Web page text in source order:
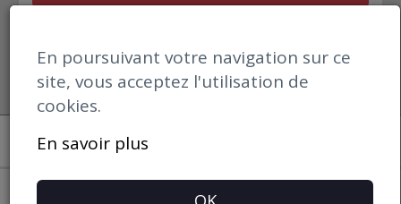
En poursuivant votre navigation sur ce
site, vous acceptez l'utilisation de
cookies.
En savoir plus
Open datBIM
Mentions Légales